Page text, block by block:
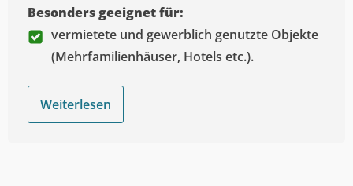
Besonders geeignet für:
vermietete und gewerblich genutzte Objekte
(Mehrfamilienhäuser, Hotels etc.).
Weiterlesen